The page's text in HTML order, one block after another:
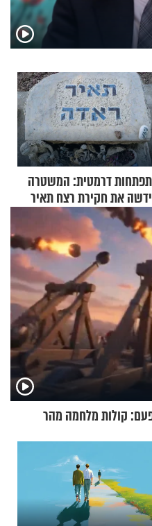
דרמטית: המשטרה
את חקירת רצח תאיר
קולות מלחמה מהר